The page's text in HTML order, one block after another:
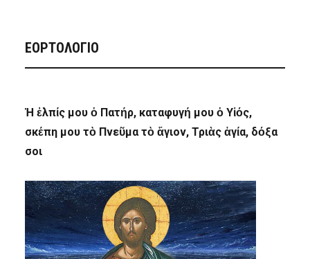
ΕΟΡΤΟΛΟΓΙΟ
Ἡ ἐλπίς μου ὁ Πατήρ, καταφυγή μου ὁ Υἱός,
σκέπη μου τὸ Πνεῦμα τὸ ἅγιον, Τριὰς ἁγία, δόξα
σοι